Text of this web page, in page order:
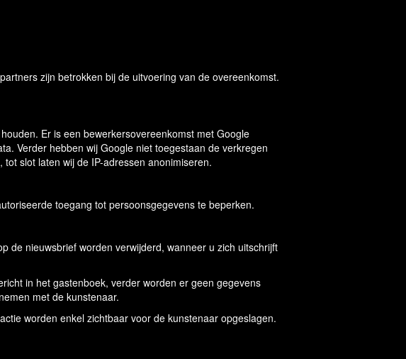
zijn betrokken bij de uitvoering van de overeenkomst.
Er is een bewerkersovereenkomst met Google
Verder hebben wij Google niet toegestaan de verkregen
slot laten wij de IP-adressen anonimiseren.
toegang tot persoonsgegevens te beperken.
de nieuwsbrief worden verwijderd, wanneer u zich uitschrijft
in het gastenboek, verder worden er geen gegevens
met de kunstenaar.
worden enkel zichtbaar voor de kunstenaar opgeslagen.